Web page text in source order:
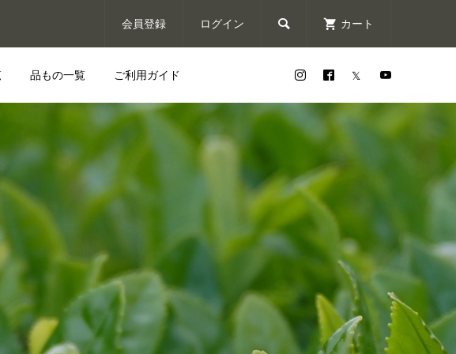
会員登録 ログイン  カート
品もの一覧 ご利用ガイド